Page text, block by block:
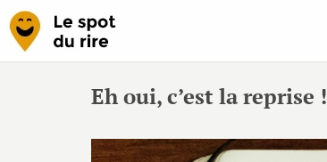
Eh oui, c’est la reprise !